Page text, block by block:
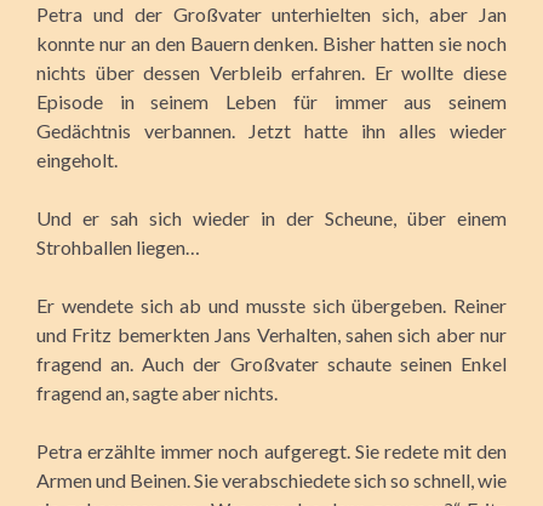
Petra und der Großvater unterhielten sich, aber Jan
konnte nur an den Bauern denken. Bisher hatten sie noch
nichts über dessen Verbleib erfahren. Er wollte diese
Episode in seinem Leben für immer aus seinem
Gedächtnis verbannen. Jetzt hatte ihn alles wieder
eingeholt.
Und er sah sich wieder in der Scheune, über einem
Strohballen liegen…
Er wendete sich ab und musste sich übergeben. Reiner
und Fritz bemerkten Jans Verhalten, sahen sich aber nur
fragend an. Auch der Großvater schaute seinen Enkel
fragend an, sagte aber nichts.
Petra erzählte immer noch aufgeregt. Sie redete mit den
Armen und Beinen. Sie verabschiedete sich so schnell, wie